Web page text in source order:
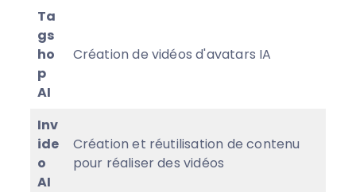
Ta
gs
ho
p
AI
Création de vidéos d'avatars IA
Inv
ide
o
AI
Création et réutilisation de contenu
pour réaliser des vidéos